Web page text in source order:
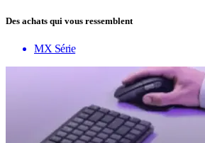
Des achats qui vous ressemblent
MX Série